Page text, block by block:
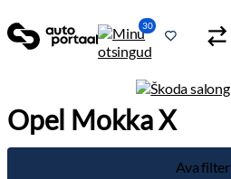
30
Opel Mokka X
Ava filter